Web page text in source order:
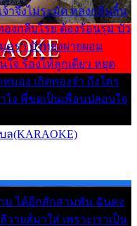
าจึงไม่ระมัด หลงกลิ่นลิ้น
องกลีบโรย ต้องร้อนรุม บัว
รา บัวทองผ่ายผอม
จ ร้องไห้ลูกเดียว หยุด
มอง เถิดทองจ๋า ถึงใคร
ไง พี่ขอเป็นเพื่อนปลอบใจ
ล(KARAOKE)
ม ได้อีกสักสามพัน ฉันคง
ายส์มาใส่ เพราะเราเป็น